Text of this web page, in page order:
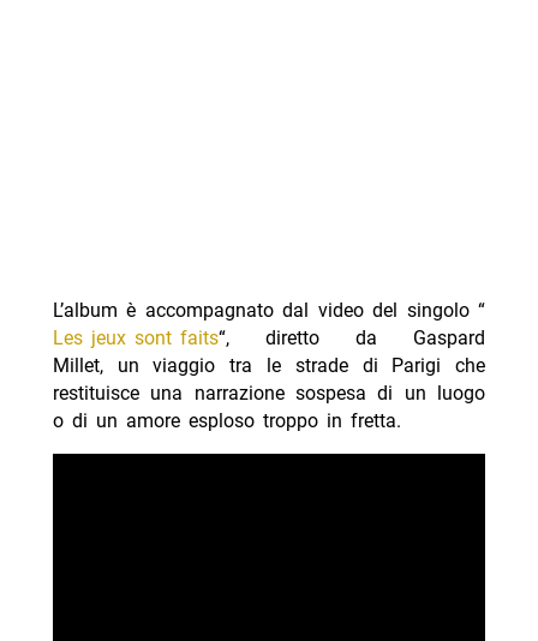
L’album è accompagnato dal video del singolo “
Les jeux sont faits“, diretto da Gaspard
Millet, un viaggio tra le strade di Parigi che
restituisce una narrazione sospesa di un luogo
o di un amore esploso troppo in fretta.